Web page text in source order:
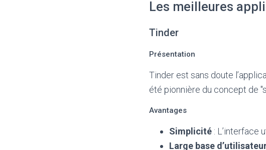
Les meilleures
Tinder
Présentation
Tinder est sans doute
été pionnière du concept de
Avantages
Simplicité : L’interface
Large base